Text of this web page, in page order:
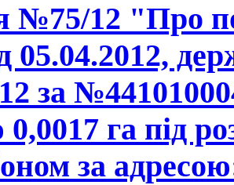
№75/12 "Про
05.04.2012,
за
га під
за